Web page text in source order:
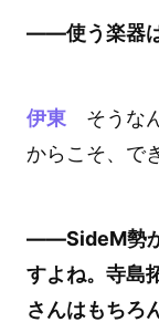
――使う楽器は
伊東そうなん
からこそ、で
――SideM勢か
すよね。寺島
さんはもちろ